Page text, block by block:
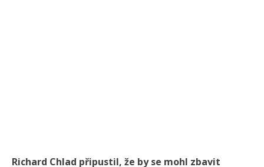
Richard Chlad připustil, že by se mohl zbavit